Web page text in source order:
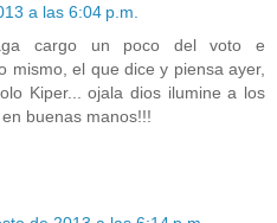
a las 6:04 p.m.
cargo un poco del voto e
mismo, el que dice y piensa ayer,
Kiper... ojala dios ilumine a los
buenas manos!!!